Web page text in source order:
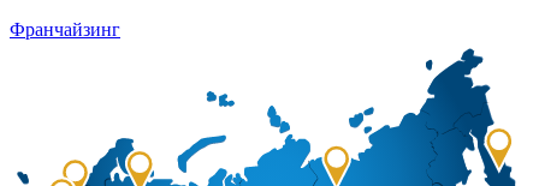
Франчайзинг